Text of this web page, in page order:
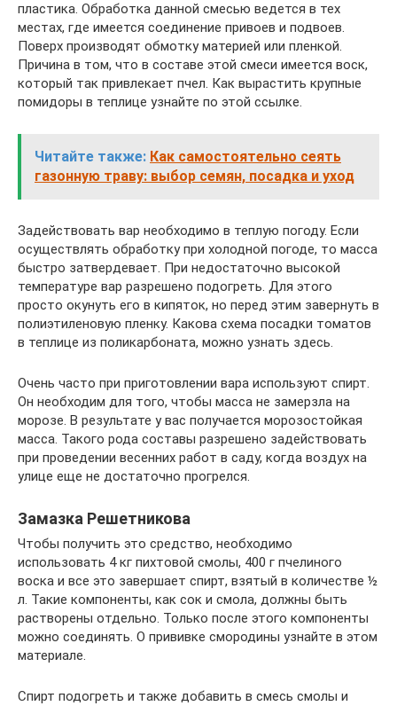
пластика. Обработка данной смесью ведется в тех
местах, где имеется соединение привоев и подвоев.
Поверх производят обмотку материей или пленкой.
Причина в том, что в составе этой смеси имеется воск,
который так привлекает пчел. Как вырастить крупные
помидоры в теплице узнайте по этой ссылке.
Читайте также: Как самостоятельно сеять
газонную траву: выбор семян, посадка и уход
Задействовать вар необходимо в теплую погоду. Если
осуществлять обработку при холодной погоде, то масса
быстро затвердевает. При недостаточно высокой
температуре вар разрешено подогреть. Для этого
просто окунуть его в кипяток, но перед этим завернуть в
полиэтиленовую пленку. Какова схема посадки томатов
в теплице из поликарбоната, можно узнать здесь.
Очень часто при приготовлении вара используют спирт.
Он необходим для того, чтобы масса не замерзла на
морозе. В результате у вас получается морозостойкая
масса. Такого рода составы разрешено задействовать
при проведении весенних работ в саду, когда воздух на
улице еще не достаточно прогрелся.
Замазка Решетникова
Чтобы получить это средство, необходимо
использовать 4 кг пихтовой смолы, 400 г пчелиного
воска и все это завершает спирт, взятый в количестве ½
л. Такие компоненты, как сок и смола, должны быть
растворены отдельно. Только после этого компоненты
можно соединять. О прививке смородины узнайте в этом
материале.
Спирт подогреть и также добавить в смесь смолы и